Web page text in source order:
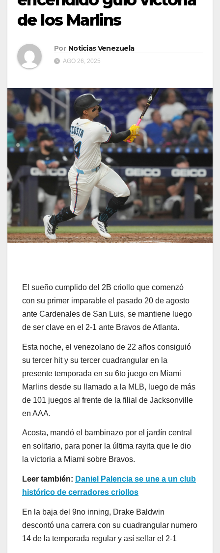
de los Marlins
Por Noticias Venezuela
AGO 26, 2025
El sueño cumplido del 2B criollo que comenzó
con su primer imparable el pasado 20 de agosto
ante Cardenales de San Luis, se mantiene luego
de ser clave en el 2-1 ante Bravos de Atlanta.
Esta noche, el venezolano de 22 años consiguió
su tercer hit y su tercer cuadrangular en la
presente temporada en su 6to juego en Miami
Marlins desde su llamado a la MLB, luego de más
de 101 juegos al frente de la filial de Jacksonville
en AAA.
Acosta, mandó el bambinazo por el jardín central
en solitario, para poner la última rayita que le dio
la victoria a Miami sobre Bravos.
Leer también: Daniel Palencia se une a un club
histórico de cerradores criollos
En la baja del 9no inning, Drake Baldwin
descontó una carrera con su cuadrangular numero
14 de la temporada regular y así sellar el 2-1